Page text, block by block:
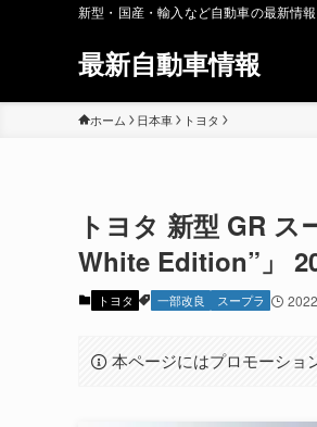
新型・国産・輸入など自動車の最新情
最新自動車情報
ホーム 日本車 トヨタ
トヨタ 新型 GR ス
White Edition”」
トヨタ 一部改良 スープラ
本ページにはプロモーショ